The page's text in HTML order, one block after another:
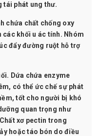
tái phát ung thư.
chứa chất chống oxy
các khối u ác tính. Nhóm
đẩy đường ruột hỗ trợ
. Dứa chứa enzyme
có thể ức chế sự phát
tốt cho người bị khó
quan trọng như
xơ pectin trong
hoặc táo bón do điều